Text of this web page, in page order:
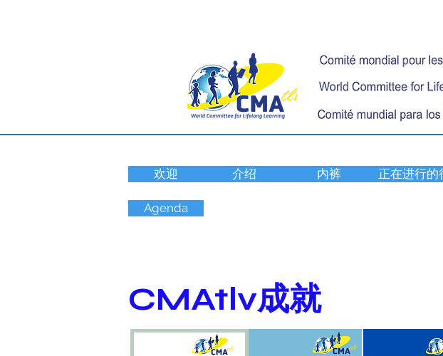
CMAtlv成就
欢迎 介绍 内裤 正在进行的
Agenda